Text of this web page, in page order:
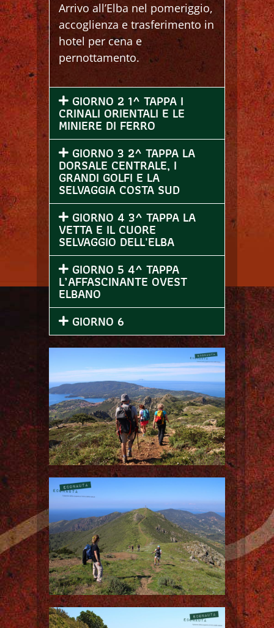
Arrivo all’Elba nel pomeriggio,
accoglienza e trasferimento in
hotel per cena e
pernottamento.
GIORNO 2 1^ TAPPA I
CRINALI ORIENTALI E LE
MINIERE DI FERRO
GIORNO 3 2^ TAPPA LA
DORSALE CENTRALE, I
GRANDI GOLFI E LA
SELVAGGIA COSTA SUD
GIORNO 4 3^ TAPPA LA
VETTA E IL CUORE
SELVAGGIO DELL'ELBA
GIORNO 5 4^ TAPPA
L’AFFASCINANTE OVEST
ELBANO
GIORNO 6